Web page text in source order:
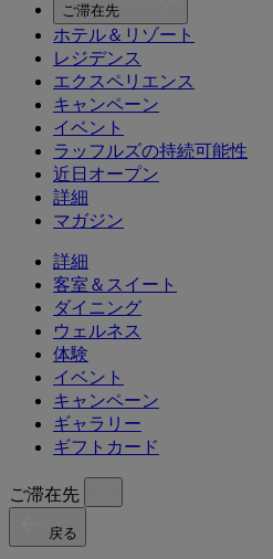
ご滞在先
ホテル＆リゾート
レジデンス
エクスペリエンス
キャンペーン
イベント
ラッフルズの持続可能性
近日オープン
詳細
マガジン
詳細
客室＆スイート
ダイニング
ウェルネス
体験
イベント
キャンペーン
ギャラリー
ギフトカード
ご滞在先
戻る